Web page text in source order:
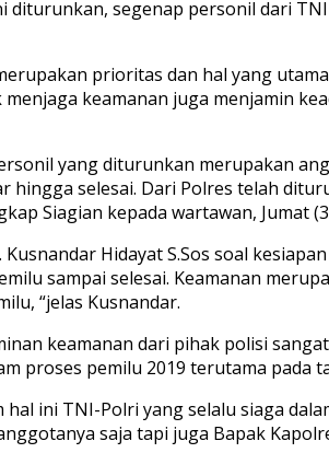
segenap personil dari
prioritas dan hal yang
keamanan juga menjamin
yang diturunkan merupakan
selesai. Dari Polres telah
Siagian kepada wartawan, Jumat
Hidayat S.Sos soal
sampai selesai. Keamanan
“jelas Kusnandar.
keamanan dari pihak polisi
proses pemilu 2019 terutama pada
ini TNI-Polri yang selalu siaga
saja tapi juga Bapak